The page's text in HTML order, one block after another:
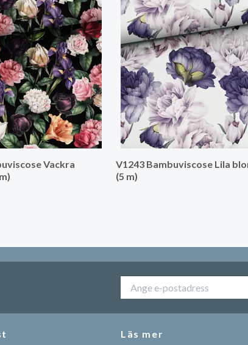
Vackra
V1243 Bambuviscose Lila
(5 m)
Läs mer